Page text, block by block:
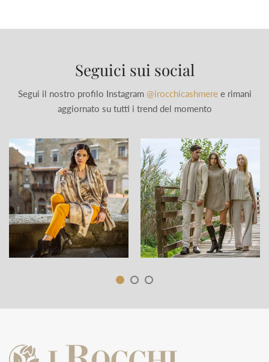
Seguici sui social
Segui il nostro profilo Instagram @irocchicashmeree rimani
aggiornato su tutti i trend del momento